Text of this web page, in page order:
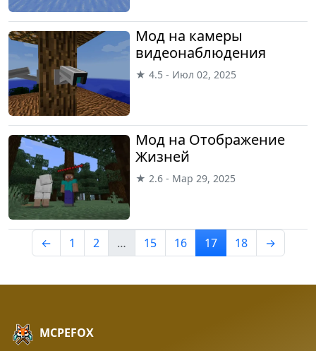
Мод на камеры
видеонаблюдения
★ 4.5 - Июл 02, 2025
Мод на Отображение
Жизней
★ 2.6 - Мар 29, 2025
← 1 2 … 15 16 17 18 →
MCPEFOX